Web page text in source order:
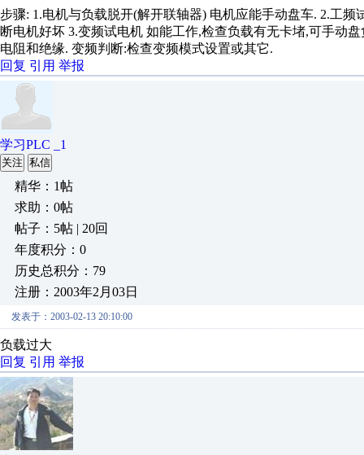
步骤: 1.电机与负载脱开(解开联轴器) 电机应能手动盘车. 2.工
断电机好坏 3.变频试电机 如能工作,检查负载有无卡堵,可手动
电阻和绝缘. 变频判断:检查变频模式设置或其它.
回复 引用 举报
学习PLC _1
关注 私信
精华：1帖
求助：0帖
帖子：5帖 | 20回
年度积分：0
历史总积分：79
注册：2003年2月03日
发表于：2003-02-13 20:10:00
负载过大
回复 引用 举报